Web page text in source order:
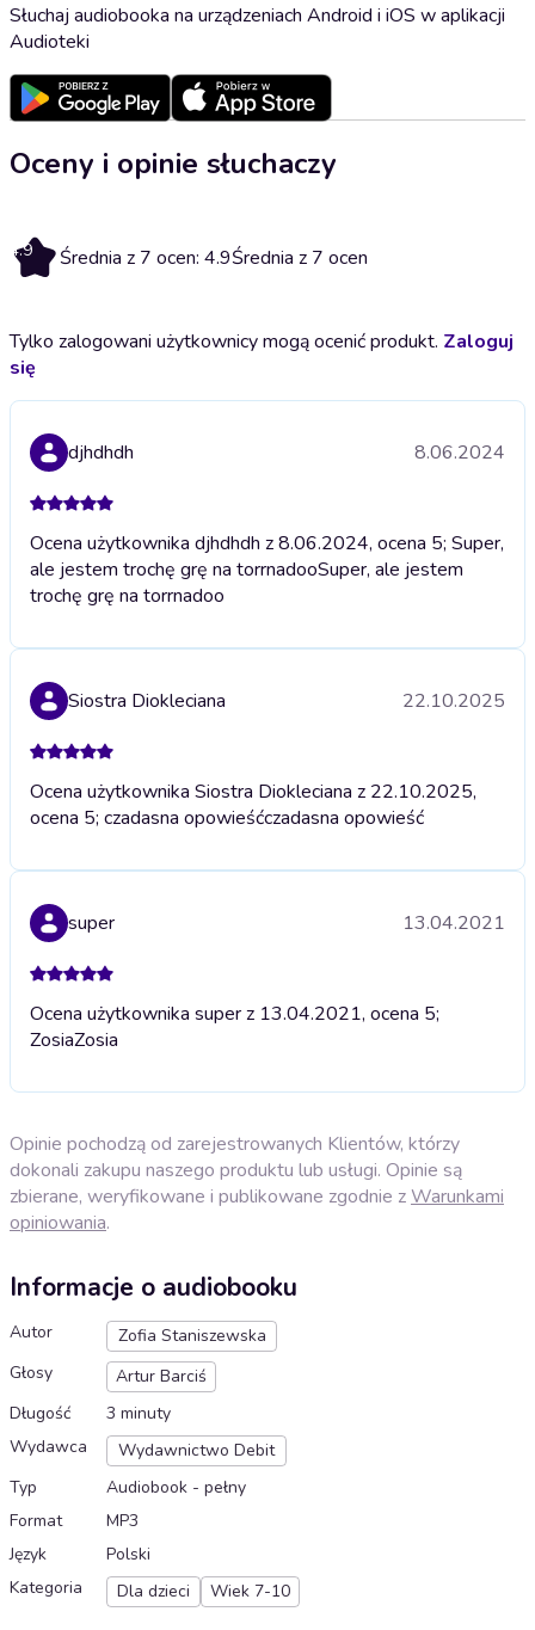
Słuchaj audiobooka na urządzeniach Android i iOS w aplikacji
Audioteki
Oceny i opinie słuchaczy
4.9 Średnia z 7 ocen: 4.9Średnia z 7 ocen
Tylko zalogowani użytkownicy mogą ocenić produkt. Zaloguj
się
djhdhdh 8.06.2024
Ocena użytkownika djhdhdh z 8.06.2024, ocena 5; Super,
ale jestem trochę grę na torrnadooSuper, ale jestem
trochę grę na torrnadoo
Siostra Diokleciana 22.10.2025
Ocena użytkownika Siostra Diokleciana z 22.10.2025,
ocena 5; czadasna opowieśćczadasna opowieść
super 13.04.2021
Ocena użytkownika super z 13.04.2021, ocena 5;
ZosiaZosia
Opinie pochodzą od zarejestrowanych Klientów, którzy
dokonali zakupu naszego produktu lub usługi. Opinie są
zbierane, weryfikowane i publikowane zgodnie zWarunkami
opiniowania.
Informacje o audiobooku
Autor
Zofia Staniszewska
Głosy
Artur Barciś
Długość
3 minuty
Wydawca
Wydawnictwo Debit
Typ
Audiobook - pełny
Format
MP3
Język
Polski
Kategoria
Dla dzieci Wiek 7-10